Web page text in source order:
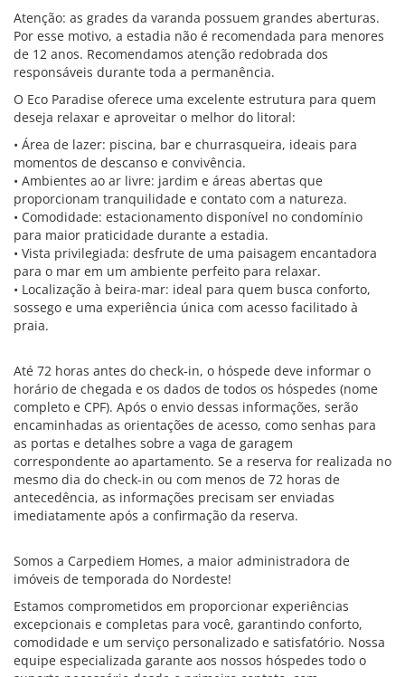
Atenção: as grades da varanda possuem grandes aberturas.
Por esse motivo, a estadia não é recomendada para menores
de 12 anos. Recomendamos atenção redobrada dos
responsáveis durante toda a permanência.
O Eco Paradise oferece uma excelente estrutura para quem
deseja relaxar e aproveitar o melhor do litoral:
• Área de lazer: piscina, bar e churrasqueira, ideais para
momentos de descanso e convivência.
• Ambientes ao ar livre: jardim e áreas abertas que
proporcionam tranquilidade e contato com a natureza.
• Comodidade: estacionamento disponível no condomínio
para maior praticidade durante a estadia.
• Vista privilegiada: desfrute de uma paisagem encantadora
para o mar em um ambiente perfeito para relaxar.
• Localização à beira-mar: ideal para quem busca conforto,
sossego e uma experiência única com acesso facilitado à
praia.
Até 72 horas antes do check-in, o hóspede deve informar o
horário de chegada e os dados de todos os hóspedes (nome
completo e CPF). Após o envio dessas informações, serão
encaminhadas as orientações de acesso, como senhas para
as portas e detalhes sobre a vaga de garagem
correspondente ao apartamento. Se a reserva for realizada no
mesmo dia do check-in ou com menos de 72 horas de
antecedência, as informações precisam ser enviadas
imediatamente após a confirmação da reserva.
Somos a Carpediem Homes, a maior administradora de
imóveis de temporada do Nordeste!
Estamos comprometidos em proporcionar experiências
excepcionais e completas para você, garantindo conforto,
comodidade e um serviço personalizado e satisfatório. Nossa
equipe especializada garante aos nossos hóspedes todo o